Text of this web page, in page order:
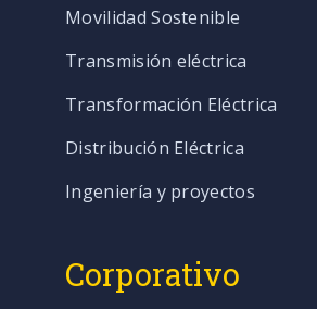
Movilidad Sostenible
Transmisión eléctrica
Transformación Eléctrica
Distribución Eléctrica
Ingeniería y proyectos
Corporativo